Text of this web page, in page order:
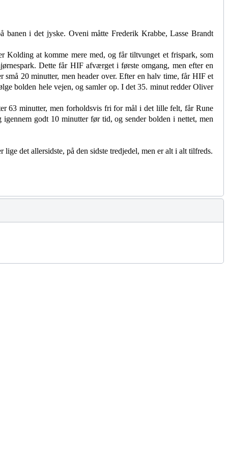
banen i det jyske. Oveni måtte Frederik Krabbe, Lasse Brandt
Kolding at komme mere med, og får tiltvunget et frispark, som
Dette får HIF afværget i første omgang, men efter en
20 minutter, men header over. Efter en halv time, får HIF et
bolden hele vejen, og samler op. I det 35. minut redder Oliver
63 minutter, men forholdsvis fri for mål i det lille felt, får Rune
godt 10 minutter før tid, og sender bolden i nettet, men
det allersidste, på den sidste tredjedel, men er alt i alt tilfreds.